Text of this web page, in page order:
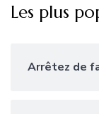
Les plus
Arrêtez de